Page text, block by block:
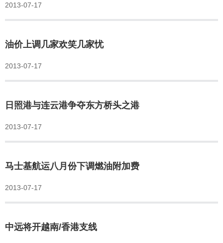
2013-07-17
油价上调几家欢笑几家忧
2013-07-17
日照港与连云港争夺东方桥头之港
2013-07-17
马士基航运八月份下调燃油附加费
2013-07-17
中远将开越南/香港支线